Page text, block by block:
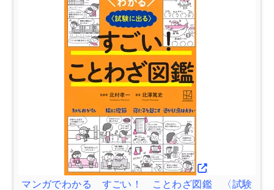
マンガでわかる すごい！ ことわざ図鑑 〈試験